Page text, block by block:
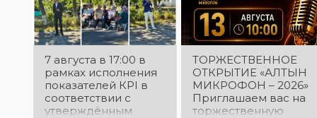
7 августа в 17:00 в
рамках исполнения
показателей КРІ в
соответствии с
утверждённым
ТОРЖЕСТВЕННОЕ
ОТКРЫТИЕ «АЛТЫН
МИКРОФОН – 2026»
Приглашаем вас на
торжественную